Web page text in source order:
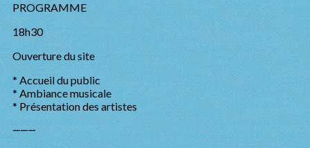
PROGRAMME
18h30
Ouverture du site
* Accueil du public
* Ambiance musicale
* Présentation des artistes
⸻